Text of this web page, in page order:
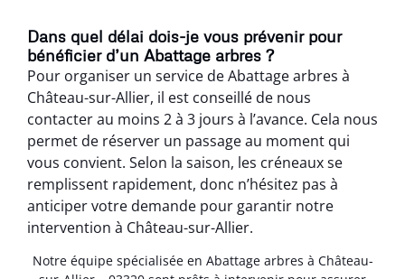
Dans quel délai dois-je vous prévenir pour
bénéficier d’un Abattage arbres ?
Pour organiser un service de Abattage arbres à
Château-sur-Allier, il est conseillé de nous
contacter au moins 2 à 3 jours à l’avance. Cela nous
permet de réserver un passage au moment qui
vous convient. Selon la saison, les créneaux se
remplissent rapidement, donc n’hésitez pas à
anticiper votre demande pour garantir notre
intervention à Château-sur-Allier.
Notre équipe spécialisée en Abattage arbres à Château-